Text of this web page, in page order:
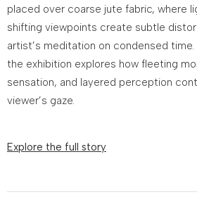
placed over coarse jute fabric, where
shifting viewpoints create subtle
artist’s meditation on condensed
the exhibition explores how fleeting
sensation, and layered perception
viewer’s gaze.
Explore the full story